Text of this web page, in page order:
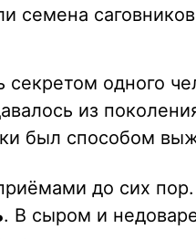
семена
секретом одного
из
был способом
до сих
. В сыром и